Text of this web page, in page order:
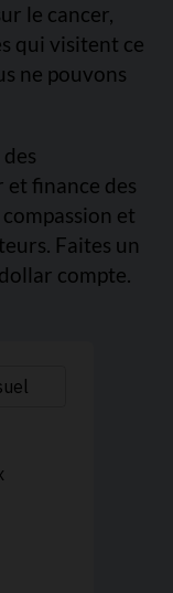
le cancer,
qui visitent ce
ne pouvons
finance des
et
Faites un
compte.